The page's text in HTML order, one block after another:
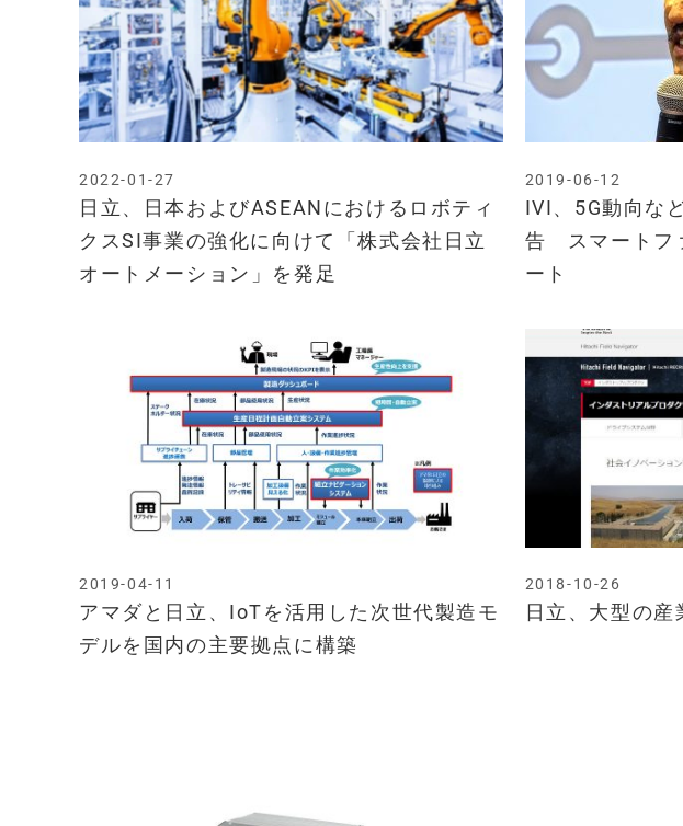
日立、日本およびASEANにおけるロボティ
クスSI事業の強化に向けて「株式会社日立
オートメーション」を発足
2022-01-27
IVI、5G動向な
告 スマートフ
ート
2019-06-12
アマダと日立、IoTを活用した次世代製造モ
デルを国内の主要拠点に構築
2019-04-11
日立、大型の産
2018-10-26